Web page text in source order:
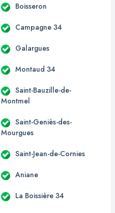
Boisseron
Campagne 34
Galargues
Montaud 34
Saint-Bauzille-de-
Montmel
Saint-Geniès-des-
Mourgues
Saint-Jean-de-Cornies
Aniane
La Boissière 34